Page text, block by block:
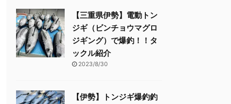
【三重県伊勢】電動トン
ジギ（ビンチョウマグロ
ジギング）で爆釣！！タ
ックル紹介
2023/8/30
【伊勢】トンジギ爆釣釣